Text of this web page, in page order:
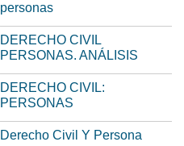
personas
DERECHO CIVIL
PERSONAS. ANÁLISIS
DERECHO CIVIL:
PERSONAS
Derecho Civil Y Persona